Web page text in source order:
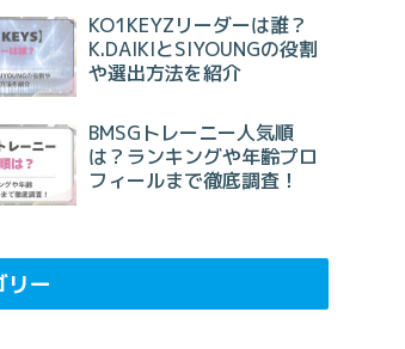
KO1KEYZリーダーは誰？
K.DAIKIとSIYOUNGの役割
や選出方法を紹介
BMSGトレーニー人気順
は？ランキングや年齢プロ
フィールまで徹底調査！
リー